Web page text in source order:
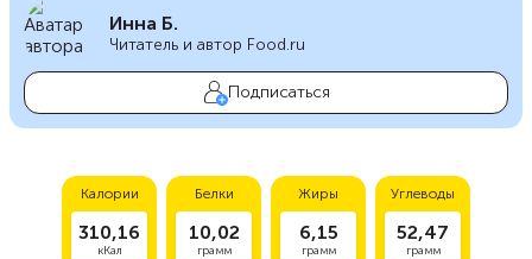
Инна Б.
Читатель и автор Food.ru
Подписаться
Калории
310,16
кКал
Белки
10,02
грамм
Жиры
6,15
грамм
Углеводы
52,47
грамм